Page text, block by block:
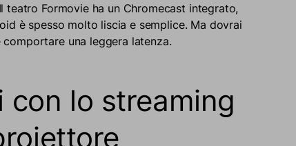
teatro Formovie ha un Chromecast integrato,
è spesso molto liscia e semplice. Ma dovrai
una leggera latenza.
con lo streaming